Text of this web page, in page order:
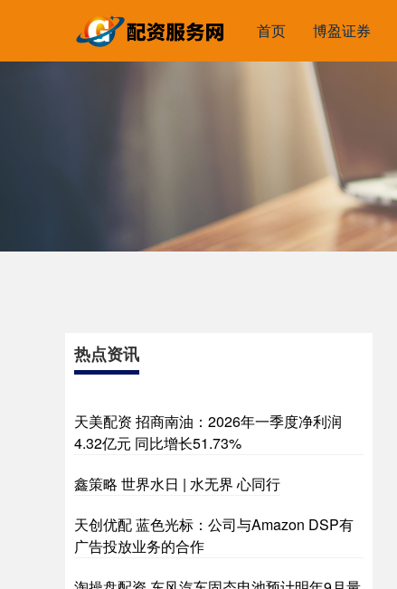
首页 博盈证券
热点资讯
天美配资 招商南油：2026年一季度净利润
4.32亿元 同比增长51.73%
鑫策略 世界水日 | 水无界 心同行
天创优配 蓝色光标：公司与Amazon DSP有
广告投放业务的合作